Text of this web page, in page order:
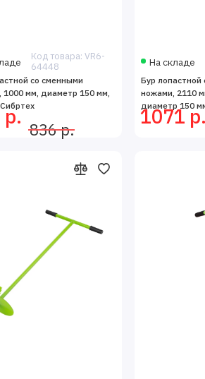
Код товара: VR6-
64448
со сменными
1000 мм, диаметр 150 мм,
р.
836 р.
На складе
Бур лопастной
ножами, 2110
диаметр 150
1071